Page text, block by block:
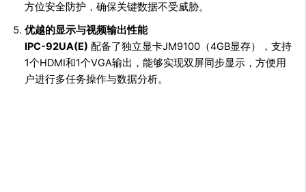
方位安全防护，确保关键数据不受威胁。
优越的显示与视频输出性能
IPC-92UA(E) 配备了独立显卡JM9100（4GB显存），支持
1个HDMI和1个VGA输出，能够实现双屏同步显示，方便用
户进行多任务操作与数据分析。